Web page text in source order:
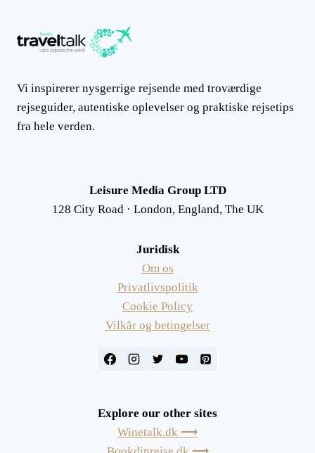
Vi inspirerer nysgerrige rejsende med troværdige
rejseguider, autentiske oplevelser og praktiske rejsetips
fra hele verden.
Leisure Media Group LTD
128 City Road · London, England, The UK
Juridisk
Om os
Privatlivspolitik
Cookie Policy
Vilkår og betingelser
Explore our other sites
Winetalk.dk ⟶